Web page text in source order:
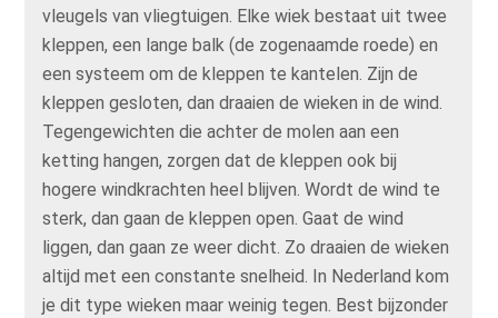
vleugels van vliegtuigen. Elke wiek bestaat uit twee
kleppen, een lange balk (de zogenaamde roede) en
een systeem om de kleppen te kantelen. Zijn de
kleppen gesloten, dan draaien de wieken in de wind.
Tegengewichten die achter de molen aan een
ketting hangen, zorgen dat de kleppen ook bij
hogere windkrachten heel blijven. Wordt de wind te
sterk, dan gaan de kleppen open. Gaat de wind
liggen, dan gaan ze weer dicht. Zo draaien de wieken
altijd met een constante snelheid. In Nederland kom
je dit type wieken maar weinig tegen. Best bijzonder